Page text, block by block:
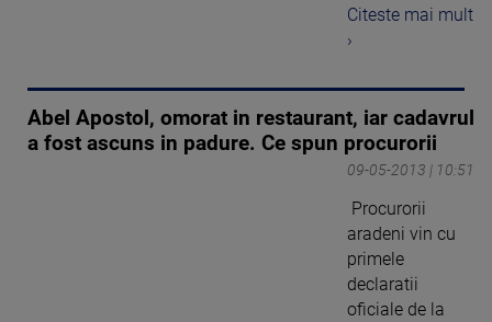
Citeste mai mult
›
Abel Apostol, omorat in restaurant, iar cadavrul
a fost ascuns in padure. Ce spun procurorii
09-05-2013 | 10:51
Procurorii
aradeni vin cu
primele
declaratii
oficiale de la